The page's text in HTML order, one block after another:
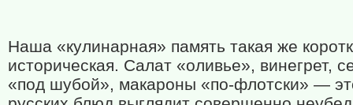
Наша «кулинарная» память такая же
историческая. Салат «оливье», винегрет,
«под шубой», макароны «по-флотски» —